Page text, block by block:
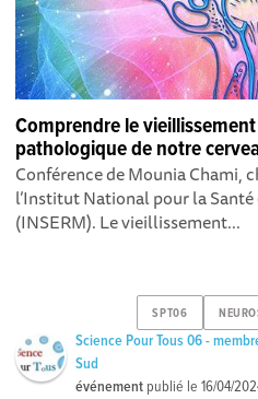
Comprendre le
pathologique de notre
Conférence de Mounia Chami,
l’Institut National pour la
(INSERM). Le vieillissement...
SPT06
Science Pour Tous 06 -
Sud
événement publié le16/04/